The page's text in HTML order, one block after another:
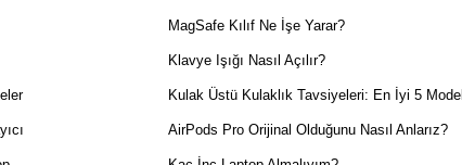
MagSafe Kılıf Ne İşe Yarar?
Klavye Işığı Nasıl Açılır?
Kulak Üstü Kulaklık Tavsiyeleri: En İyi 5 Model
AirPods Pro Orijinal Olduğunu Nasıl Anlarız?